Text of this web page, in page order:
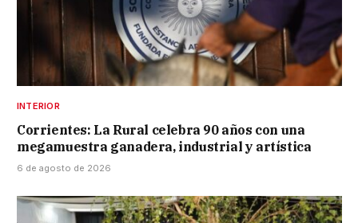
INTERIOR
Corrientes: La Rural celebra 90 años con una
megamuestra ganadera, industrial y artística
6 de agosto de 2026